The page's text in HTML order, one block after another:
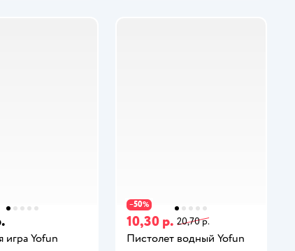
игра Yofun
−50%
10,30 р. 20,70 р.
Пистолет водный Yofun